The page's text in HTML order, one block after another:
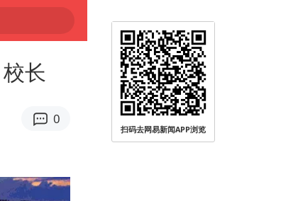
长
0
扫码去网易新闻APP浏览